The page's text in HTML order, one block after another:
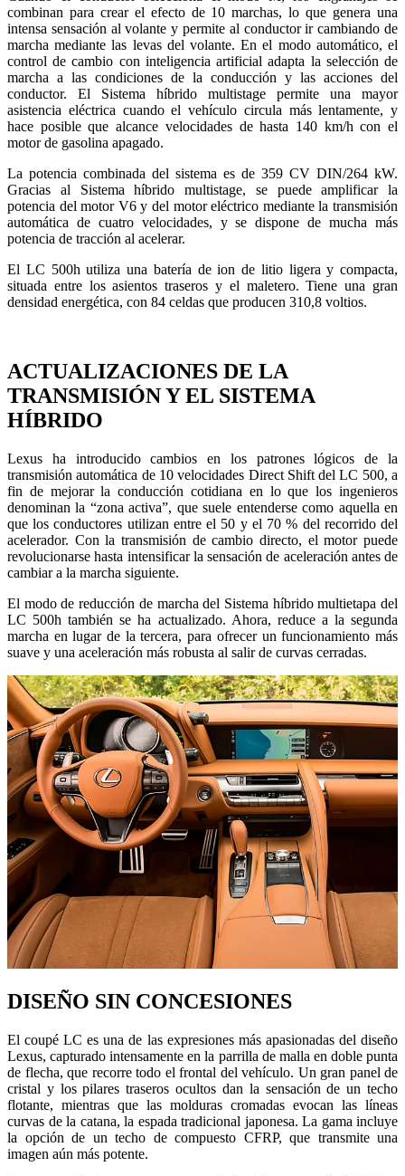
combinan para crear el efecto de 10 marchas, lo que genera una
intensa sensación al volante y permite al conductor ir cambiando de
marcha mediante las levas del volante. En el modo automático, el
control de cambio con inteligencia artificial adapta la selección de
marcha a las condiciones de la conducción y las acciones del
conductor. El Sistema híbrido multistage permite una mayor
asistencia eléctrica cuando el vehículo circula más lentamente, y
hace posible que alcance velocidades de hasta 140 km/h con el
motor de gasolina apagado.
La potencia combinada del sistema es de 359 CV DIN/264 kW.
Gracias al Sistema híbrido multistage, se puede amplificar la
potencia del motor V6 y del motor eléctrico mediante la transmisión
automática de cuatro velocidades, y se dispone de mucha más
potencia de tracción al acelerar.
El LC 500h utiliza una batería de ion de litio ligera y compacta,
situada entre los asientos traseros y el maletero. Tiene una gran
densidad energética, con 84 celdas que producen 310,8 voltios.
ACTUALIZACIONES DE LA
TRANSMISIÓN Y EL SISTEMA
HÍBRIDO
Lexus ha introducido cambios en los patrones lógicos de la
transmisión automática de 10 velocidades Direct Shift del LC 500, a
fin de mejorar la conducción cotidiana en lo que los ingenieros
denominan la “zona activa”, que suele entenderse como aquella en
que los conductores utilizan entre el 50 y el 70 % del recorrido del
acelerador. Con la transmisión de cambio directo, el motor puede
revolucionarse hasta intensificar la sensación de aceleración antes de
cambiar a la marcha siguiente.
El modo de reducción de marcha del Sistema híbrido multietapa del
LC 500h también se ha actualizado. Ahora, reduce a la segunda
marcha en lugar de la tercera, para ofrecer un funcionamiento más
suave y una aceleración más robusta al salir de curvas cerradas.
DISEÑO SIN CONCESIONES
El coupé LC es una de las expresiones más apasionadas del diseño
Lexus, capturado intensamente en la parrilla de malla en doble punta
de flecha, que recorre todo el frontal del vehículo. Un gran panel de
cristal y los pilares traseros ocultos dan la sensación de un techo
flotante, mientras que las molduras cromadas evocan las líneas
curvas de la catana, la espada tradicional japonesa. La gama incluye
la opción de un techo de compuesto CFRP, que transmite una
imagen aún más potente.